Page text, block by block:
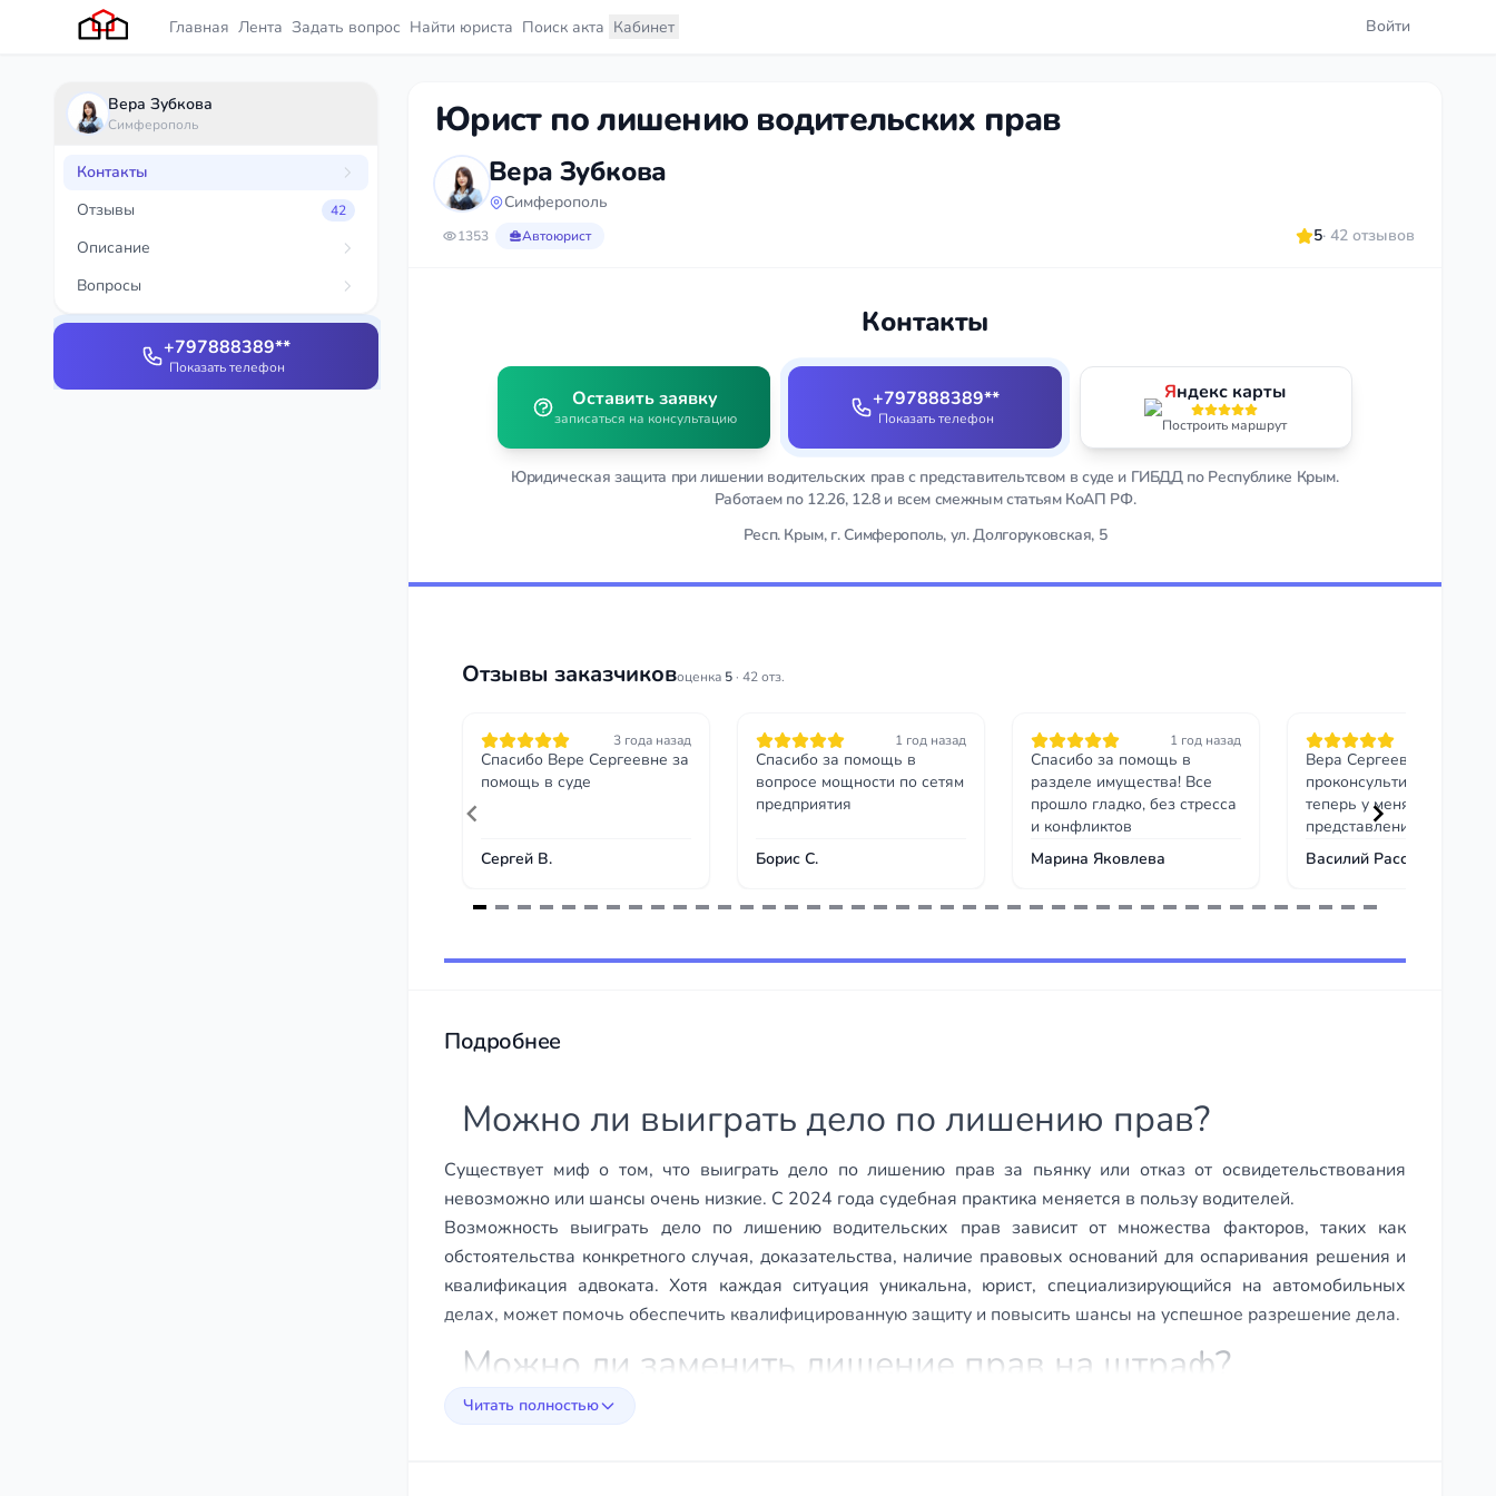
Главная Лента Задать вопрос Найти юриста Поиск акта Кабинет Войти
Вера Зубкова
Симферополь
Контакты
Отзывы
42
Описание
Вопросы
+797888389**
Показать телефон
Юрист по лишению водительских прав
Вера Зубкова
Симферополь
1353 Автоюрист 5· 42 отзывов
Контакты
Оставить заявку
записаться на консультацию
+797888389**
Показать телефон
Яндекс карты
Построить маршрут
Юридическая защита при лишении водительских прав с представительтсвом в суде и ГИБДД по Республике Крым.
Работаем по 12.26, 12.8 и всем смежным статьям КоАП РФ.
Респ. Крым, г. Симферополь, ул. Долгоруковская, 5
Отзывы заказчиковоценка 5 · 42 отз.
3 года назад
Спасибо Вере Сергеевне за
помощь в суде
Сергей В.
1 год назад
Спасибо за помощь в
вопросе мощности по сетям
предприятия
Борис С.
1 год назад
Спасибо за помощь в
разделе имущества! Все
прошло гладко, без стресса
и конфликтов
Марина Яковлева
Вера Сергеевна
проконсультировала и
теперь у меня есть
представления о моих
перспективах.
Василий Рассказов
1
Подробнее
Можно ли выиграть дело по лишению прав?
Существует миф о том, что выиграть дело по лишению прав за пьянку или отказ от освидетельствования
невозможно или шансы очень низкие. С 2024 года судебная практика меняется в пользу водителей.
Возможность выиграть дело по лишению водительских прав зависит от множества факторов, таких как
обстоятельства конкретного случая, доказательства, наличие правовых оснований для оспаривания решения и
квалификация адвоката. Хотя каждая ситуация уникальна, юрист, специализирующийся на автомобильных
делах, может помочь обеспечить квалифицированную защиту и повысить шансы на успешное разрешение дела.
Можно ли заменить лишение прав на штраф?
Нет нельзя. Можно либо выиграть дело полностью либо получить наказание в виде штрафа и лишения
Читать полностью